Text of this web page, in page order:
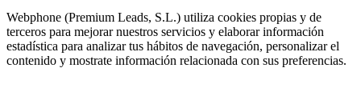
Webphone (Premium Leads, S.L.) utiliza cookies propias y de
terceros para mejorar nuestros servicios y elaborar información
estadística para analizar tus hábitos de navegación, personalizar el
contenido y mostrate información relacionada con sus preferencias.